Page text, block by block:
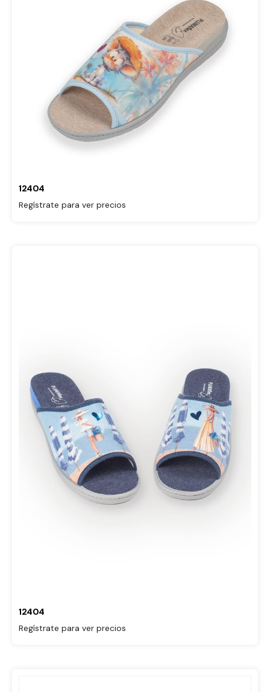
12404
Regístrate para ver precios
12404
Regístrate para ver precios